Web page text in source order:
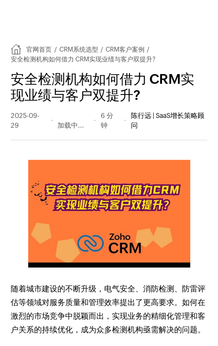
官网首页 / CRM系统选型 / CRM客户案例 /
安全检测机构如何借力 CRM实现业绩与客户双提升?
安全检测机构如何借力 CRM实
现业绩与客户双提升?
2025-09-
29
量
6 分
钟
陈行远 | SaaS增长策略顾
问
随着城市建设的不断升级，电气安全、消防检测、防雷评
估等领域对服务质量和管理效率提出了更高要求。如何在
激烈的市场竞争中脱颖而出，实现业务的精细化管理和客
户关系的持续优化，成为众多检测机构亟需解决的问题。